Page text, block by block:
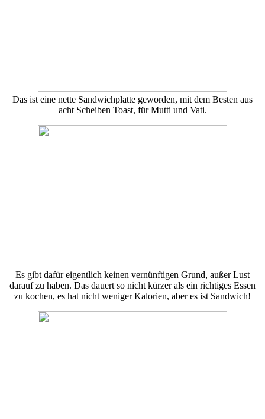
Das ist eine nette Sandwichplatte geworden, mit dem Besten aus
acht Scheiben Toast, für Mutti und Vati.
Es gibt dafür eigentlich keinen vernünftigen Grund, außer Lust
darauf zu haben. Das dauert so nicht kürzer als ein richtiges Essen
zu kochen, es hat nicht weniger Kalorien, aber es ist Sandwich!